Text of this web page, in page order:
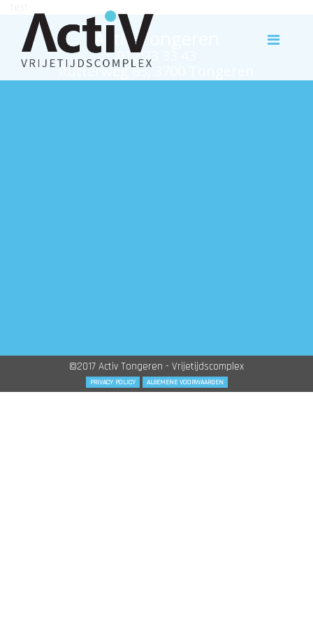
Activ Tongeren
012 23 33 43
Rutterweg 63, 3700 Tongeren
©2017 Activ Tongeren - Vrijetijdscomplex
PRIVACY POLICY ALGEMENE VOORWAARDEN